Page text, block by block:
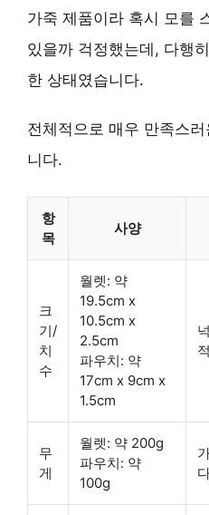
가죽 제품이라 혹시 모를
있을까 걱정했는데, 다행
한 상태였습니다.
전체적으로 매우 만족스
니다.
항
목
사양
크
기/
치
수
월렛: 약
19.5cm x
10.5cm x
2.5cm
파우치: 약
17cm x 9cm x
1.5cm
무
게
월렛: 약 200g
파우치: 약
100g